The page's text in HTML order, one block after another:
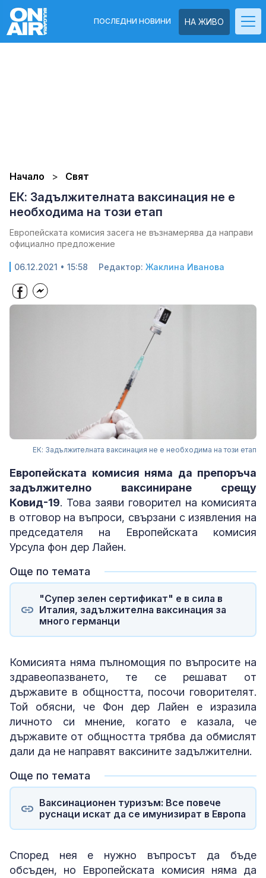
НА ЖИВО
ПОСЛЕДНИ НОВИНИ
Начало Свят
ЕК: Задължителната ваксинация не е
необходима на този етап
Европейската комисия засега не възнамерява да направи
официално предложение
06.12.2021 • 15:58 Редактор: Жаклина Иванова
ЕК: Задължителната ваксинация не е необходима на този етап
Европейската комисия няма да препоръча
задължително ваксиниране срещу
Ковид-19. Това заяви говорител на комисията
в отговор на въпроси, свързани с изявления на
председателя на Европейската комисия
Урсула фон дер Лайен.
Още по темата
"Супер зелен сертификат" е в сила в
Италия, задължителна ваксинация за
много германци
Комисията няма пълномощия по въпросите на
здравеопазването, те се решават от
държавите в общността, посочи говорителят.
Той обясни, че Фон дер Лайен е изразила
личното си мнение, когато е казала, че
държавите от общността трябва да обмислят
дали да не направят ваксините задължителни.
Още по темата
Ваксинационен туризъм: Все повече
руснаци искат да се имунизират в Европа
Според нея е нужно въпросът да бъде
обсъден, но Европейската комисия няма да